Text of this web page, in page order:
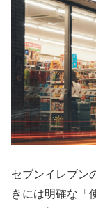
セブンイレブン
きには明確な「